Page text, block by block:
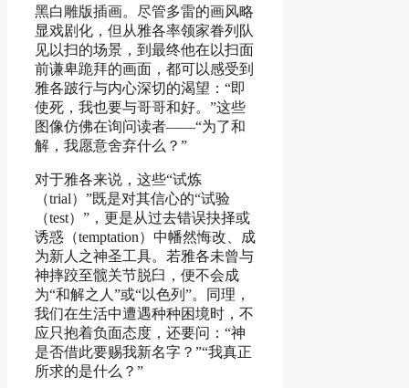
黑白雕版插画。尽管多雷的画风略
显戏剧化，但从雅各率领家眷列队
见以扫的场景，到最终他在以扫面
前谦卑跪拜的画面，都可以感受到
雅各跛行与内心深切的渴望：“即
使死，我也要与哥哥和好。”这些
图像仿佛在询问读者——“为了和
解，我愿意舍弃什么？”
对于雅各来说，这些“试炼
（trial）”既是对其信心的“试验
（test）”，更是从过去错误抉择或
诱惑（temptation）中幡然悔改、成
为新人之神圣工具。若雅各未曾与
神摔跤至髋关节脱臼，便不会成
为“和解之人”或“以色列”。同理，
我们在生活中遭遇种种困境时，不
应只抱着负面态度，还要问：“神
是否借此要赐我新名字？”“我真正
所求的是什么？”